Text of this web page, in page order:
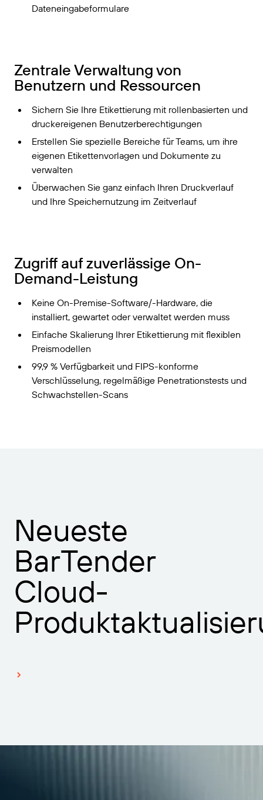
Dateneingabeformulare
Zentrale Verwaltung von
Benutzern und Ressourcen
Sichern Sie Ihre Etikettierung mit rollenbasierten und
druckereigenen Benutzerberechtigungen
Erstellen Sie spezielle Bereiche für Teams, um ihre
eigenen Etikettenvorlagen und Dokumente zu
verwalten
Überwachen Sie ganz einfach Ihren Druckverlauf
und Ihre Speichernutzung im Zeitverlauf
Zugriff auf zuverlässige On-
Demand-Leistung
Keine On-Premise-Software/-Hardware, die
installiert, gewartet oder verwaltet werden muss
Einfache Skalierung Ihrer Etikettierung mit flexiblen
Preismodellen
99,9 % Verfügbarkeit und FIPS-konforme
Verschlüsselung, regelmäßige Penetrationstests und
Schwachstellen-Scans
Neueste
BarTender
Cloud-